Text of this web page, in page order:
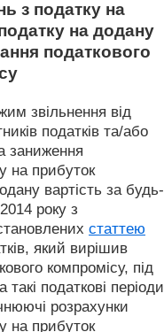
з податку на
на додану
податкового
звільнення від
податків та/або
заниження
на прибуток
вартість за будь-
року з
статтею
який вирішив
компромісу, під
такі податкові періоди
розрахунки
на прибуток